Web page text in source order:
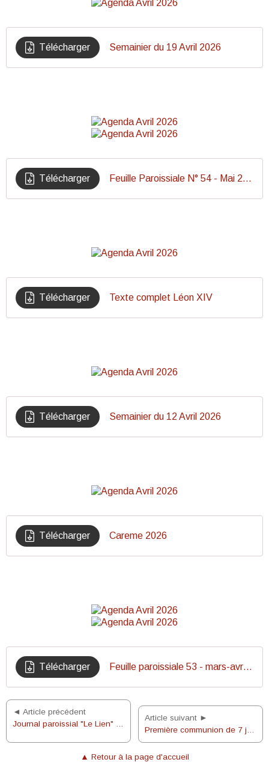
Télécharger Semainier du 19 Avril 2026
Télécharger Feuille Paroissiale N° 54 - Mai 2026
Télécharger Texte complet Léon XIV
Télécharger Semainier du 12 Avril 2026
Télécharger Careme 2026
Télécharger Feuille paroissiale 53 - mars-avril 2026
◄ Article précédent
Journal paroissial "Le Lien" N°46 - Mars 2026
Article suivant ►
Première communion de 7 jeunes
▲ Retour à la page d'accueil